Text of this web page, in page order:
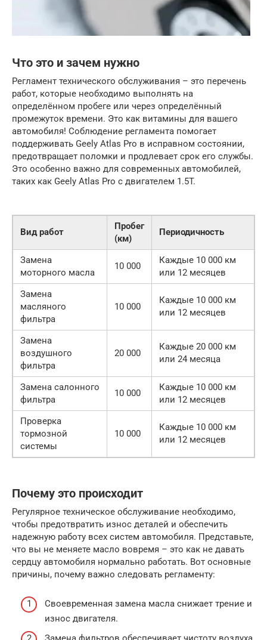
Что это и зачем нужно
Регламент технического обслуживания – это перечень
работ, которые необходимо выполнять на
определённом пробеге или через определённый
промежуток времени. Это как витамины для вашего
автомобиля! Соблюдение регламента помогает
поддерживать Geely Atlas Pro в исправном состоянии,
предотвращает поломки и продлевает срок его службы.
Это особенно важно для современных автомобилей,
таких как Geely Atlas Pro с двигателем 1.5T.
Вид работ
Пробег
(км)
Периодичность
Замена
моторного масла
10 000
Каждые 10 000 км
или 12 месяцев
Замена
масляного
фильтра
10 000
Каждые 10 000 км
или 12 месяцев
Замена
воздушного
фильтра
20 000
Каждые 20 000 км
или 24 месяца
Замена салонного
фильтра
10 000
Каждые 10 000 км
или 12 месяцев
Проверка
тормозной
системы
10 000
Каждые 10 000 км
или 12 месяцев
Почему это происходит
Регулярное техническое обслуживание необходимо,
чтобы предотвратить износ деталей и обеспечить
надежную работу всех систем автомобиля. Представьте,
что вы не меняете масло вовремя – это как не давать
сердцу автомобиля нормально работать. Вот основные
причины, почему важно следовать регламенту:
Своевременная замена масла снижает трение и
износ двигателя.